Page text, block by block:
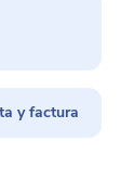
y factura